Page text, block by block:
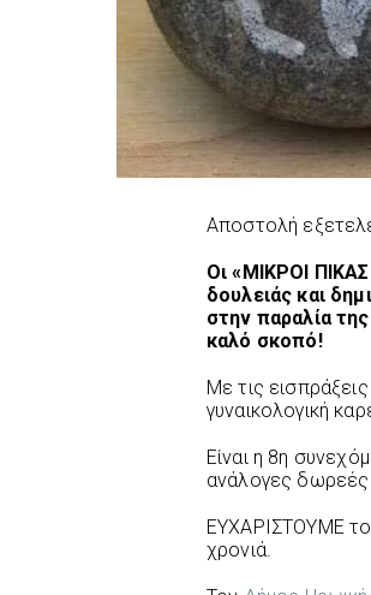
Αποστολή
Οι «ΜΙΚΡΟΙ
δουλειάς και
στην παραλία
καλό σκοπό!
Με τις
γυναικολογική
Είναι η 8η
ανάλογες
ΕΥΧΑΡΙΣΤΟΥΜΕ το
χρονιά.